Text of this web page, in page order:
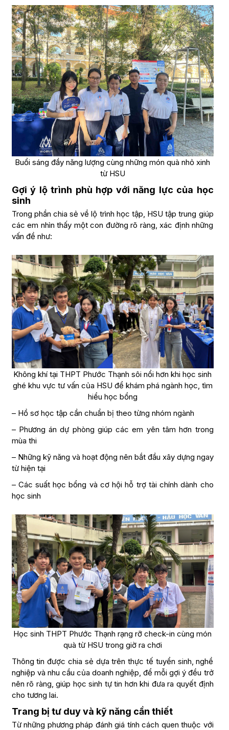
Buổi sáng đầy năng lượng cùng những món quà nhỏ xinh
từ HSU
Gợi ý lộ trình phù hợp với năng lực của học
sinh
Trong phần chia sẻ về lộ trình học tập, HSU tập trung giúp
các em nhìn thấy một con đường rõ ràng, xác định những
vấn đề như:
Không khí tại THPT Phước Thạnh sôi nổi hơn khi học sinh
ghé khu vực tư vấn của HSU để khám phá ngành học, tìm
hiểu học bổng
– Hồ sơ học tập cần chuẩn bị theo từng nhóm ngành
– Phương án dự phòng giúp các em yên tâm hơn trong
mùa thi
– Những kỹ năng và hoạt động nên bắt đầu xây dựng ngay
từ hiện tại
– Các suất học bổng và cơ hội hỗ trợ tài chính dành cho
học sinh
Học sinh THPT Phước Thạnh rạng rỡ check-in cùng món
quà từ HSU trong giờ ra chơi
Thông tin được chia sẻ dựa trên thực tế tuyển sinh, nghề
nghiệp và nhu cầu của doanh nghiệp, để mỗi gợi ý đều trở
nên rõ ràng, giúp học sinh tự tin hơn khi đưa ra quyết định
cho tương lai.
Trang bị tư duy và kỹ năng cần thiết
Từ những phương pháp đánh giá tính cách quen thuộc với